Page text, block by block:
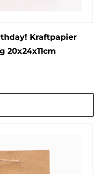
Kraftpapier
20x24x11cm